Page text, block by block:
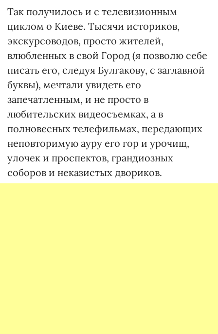
Так получилось и с телевизионным
циклом о Киеве. Тысячи историков,
экскурсоводов, просто жителей,
влюбленных в свой Город (я позволю себе
писать его, следуя Булгакову, с заглавной
буквы), мечтали увидеть его
запечатленным, и не просто в
любительских видеосъемках, а в
полновесных телефильмах, передающих
неповторимую ауру его гор и урочищ,
улочек и проспектов, грандиозных
соборов и неказистых двориков.